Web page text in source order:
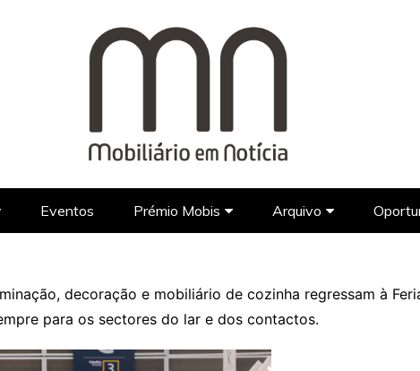
Designers Estrangeiros
Eventos Prémio Mobis
Vídeos
Arquivo
decoração e mobiliário de cozinha regressam à
para os sectores do lar e dos contactos.